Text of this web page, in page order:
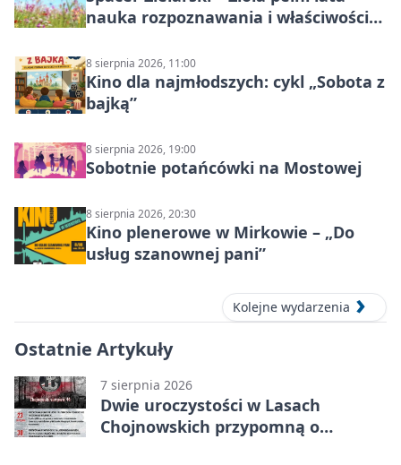
nauka rozpoznawania i właściwości
8 sierpnia 2026, 11:00
Kino dla najmłodszych: cykl „Sobota z
bajką”
8 sierpnia 2026, 19:00
Sobotnie potańcówki na Mostowej
8 sierpnia 2026, 20:30
Kino plenerowe w Mirkowie – „Do
usług szanownej pani”
Kolejne wydarzenia
Ostatnie Artykuły
7 sierpnia 2026
Dwie uroczystości w Lasach
Chojnowskich przypomną o